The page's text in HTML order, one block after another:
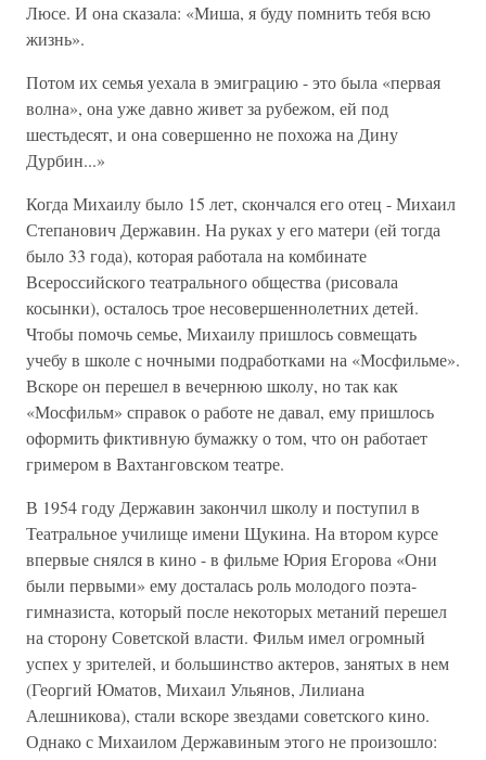
Люсе. И она сказала: «Миша, я буду помнить тебя всю
жизнь».
Потом их семья уехала в эмиграцию - это была «первая
волна», она уже давно живет за рубежом, ей под
шестьдесят, и она совершенно не похожа на Дину
Дурбин...»
Когда Михаилу было 15 лет, скончался его отец - Михаил
Степанович Державин. На руках у его матери (ей тогда
было 33 года), которая работала на комбинате
Всероссийского театрального общества (рисовала
косынки), осталось трое несовершеннолетних детей.
Чтобы помочь семье, Михаилу пришлось совмещать
учебу в школе с ночными подработками на «Мосфильме».
Вскоре он перешел в вечернюю школу, но так как
«Мосфильм» справок о работе не давал, ему пришлось
оформить фиктивную бумажку о том, что он работает
гримером в Вахтанговском театре.
В 1954 году Державин закончил школу и поступил в
Театральное училище имени Щукина. На втором курсе
впервые снялся в кино - в фильме Юрия Егорова «Они
были первыми» ему досталась роль молодого поэта-
гимназиста, который после некоторых метаний перешел
на сторону Советской власти. Фильм имел огромный
успех у зрителей, и большинство актеров, занятых в нем
(Георгий Юматов, Михаил Ульянов, Лилиана
Алешникова), стали вскоре звездами советского кино.
Однако с Михаилом Державиным этого не произошло: